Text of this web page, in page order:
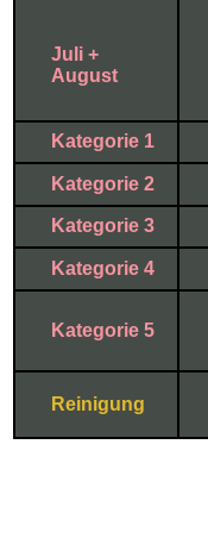
Juli +
August
Kategorie 1
Kategorie 2
Kategorie 3
Kategorie 4
Kategorie 5
Reinigung